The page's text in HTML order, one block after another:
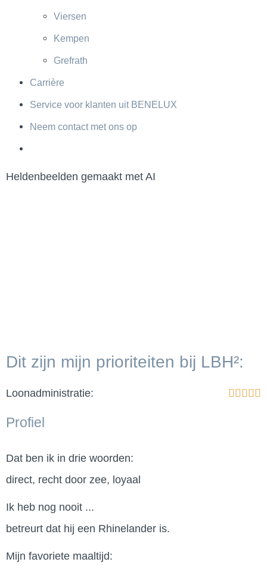
Viersen
Kempen
Grefrath
Carrière
Service voor klanten uit BENELUX
Neem contact met ons op
Heldenbeelden gemaakt met AI
Dit zijn mijn prioriteiten bij LBH²:
Loonadministratie:     
Profiel
Dat ben ik in drie woorden:
direct, recht door zee, loyaal
Ik heb nog nooit ...
betreurt dat hij een Rhinelander is.
Mijn favoriete maaltijd: